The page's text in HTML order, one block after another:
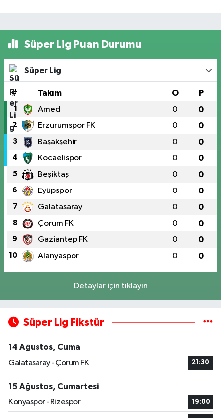
Süper Lig Puan Durumu
Süper Lig
# Takım O P
1 Amed 0 0
2 Erzurumspor FK 0 0
3 Başakşehir 0 0
4 Kocaelispor 0 0
5 Beşiktaş 0 0
6 Eyüpspor 0 0
7 Galatasaray 0 0
8 Çorum FK 0 0
9 Gaziantep FK 0 0
10 Alanyaspor 0 0
Detaylar için tıklayın
Süper Lig Fikstür
14 Ağustos, Cuma
Galatasaray - Çorum FK
21:30
15 Ağustos, Cumartesi
Konyaspor - Rizespor
19:00